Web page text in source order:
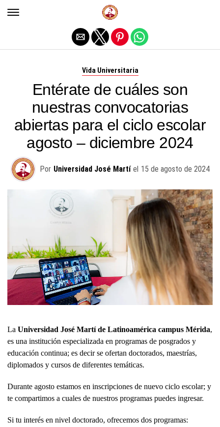
Vida Universitaria
Entérate de cuáles son
nuestras convocatorias
abiertas para el ciclo escolar
agosto – diciembre 2024
Por Universidad José Martí el 15 de agosto de 2024
La Universidad José Martí de Latinoamérica campus Mérida,
es una institución especializada en programas de posgrados y
educación continua; es decir se ofertan doctorados, maestrías,
diplomados y cursos de diferentes temáticas.
Durante agosto estamos en inscripciones de nuevo ciclo escolar; y
te compartimos a cuales de nuestros programas puedes ingresar.
Si tu interés en nivel doctorado, ofrecemos dos programas:
Salir de la versión móvil